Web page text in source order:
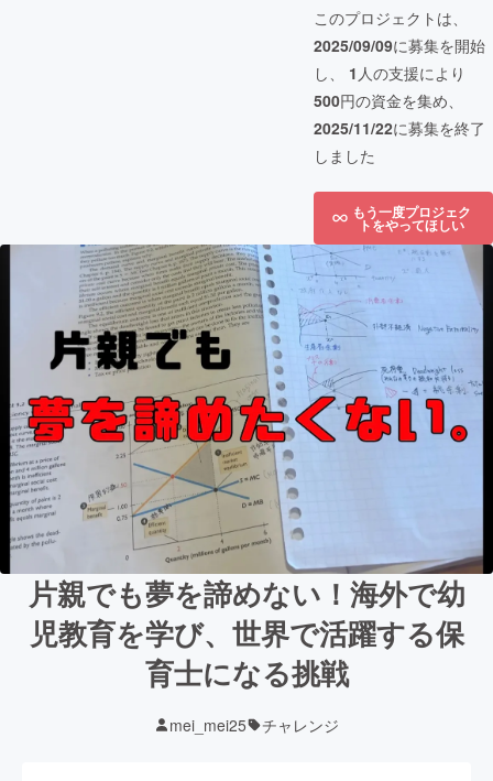
このプロジェクトは、
2025/09/09に募集を開始
し、 1 人の支援により
500円の資金を集め、
2025/11/22に募集を終了
しました
もう一度プロジェク
トをやってほしい
片親でも夢を諦めない！海外で幼
児教育を学び、世界で活躍する保
育士になる挑戦
mei_mei25 チャレンジ